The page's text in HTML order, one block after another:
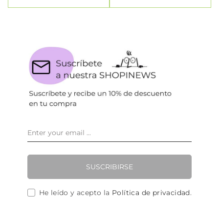
SUSCRIBIRSE
He leído y acepto la Política de privacidad.